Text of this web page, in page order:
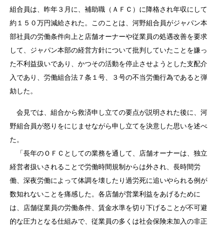
組合員は、昨年３月に、補助職（ＡＦＣ）に降格され年収にして
約１５０万円減給された。このことは、河野組合員がジャパン本
部社員の労働条件向上と店舗オーナーや従業員の処遇改善を要求
して、ジャパン本部の経営方針について批判していたことを嫌っ
た不利益扱いであり、かつその活動を停止させようとした支配介
入であり、労働組合法７条１号、３号の不当労働行為であると弾
劾した。
会見では、組合から救済申し立ての要点が説明された後に、河
野組合員が怒りをにじませながら申し立てを決意した思いを述べ
た。
「長年のＯＦＣとしての業務を通して、店舗オーナーは、独立
経営者扱いされることで労働時間規制からは外され、長時間労
働、深夜労働によって体調を壊したり過労死に追いやられる例が
数知れないことを痛感した。各店舗が営業利益をあげるために
は、店舗従業員の労働条件、賃金水準を切り下げることが不可避
的な圧力となる仕組みで、従業員の多くは社会保険未加入の非正